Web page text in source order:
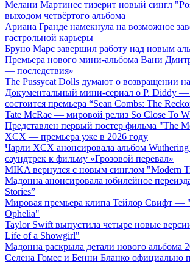
Мелани Мартинес тизерит новый сингл
выходом четвёртого альбома
Ариана Гранде намекнула на возможное
гастрольной карьеры
Бруно Марс завершил работу над новым
Премьера нового мини-альбома Вани
— последствия»
The Pussycat Dolls думают о возвращении
Документальный мини-сериал о P. Diddy —
состоится премьера “Sean Combs: The
Tate McRae — мировой релиз So Close To
Представлен первый постер фильма "The
XCX — премьера уже в 2026 году
Чарли XCX анонсировала альбом
саундтрек к фильму «Грозовой перевал»
MIKA вернулся с новым синглом "Modern
Мадонна анонсировала юбилейное
Stories”
Мировая премьера клипа Тейлор Свифт —
Ophelia"
Taylor Swift выпустила четыре новые
Life of a Showgirl"
Мадонна раскрыла детали нового альбома
Селена Гомес и Бенни Бланко официально